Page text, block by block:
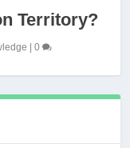
Territory?
|0